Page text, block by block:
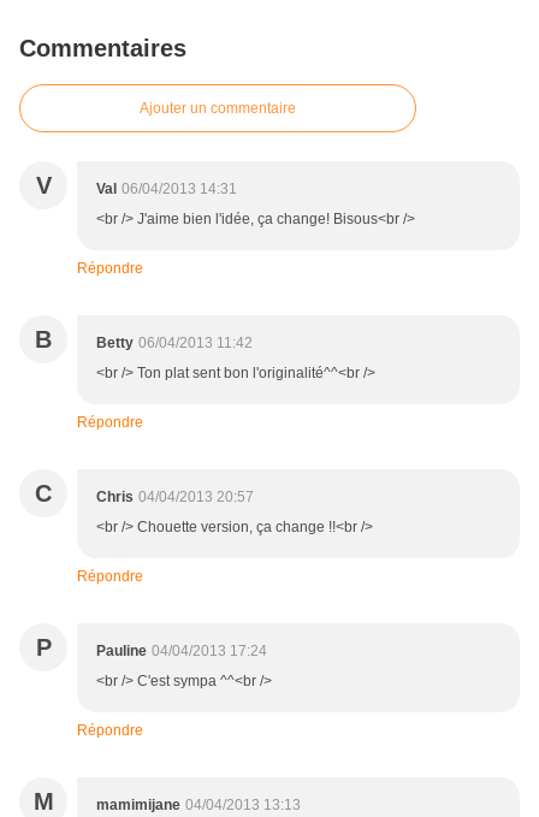
Commentaires
Ajouter un commentaire
V Val 06/04/2013 14:31
<br /> J'aime bien l'idée, ça change! Bisous<br />
Répondre
B Betty 06/04/2013 11:42
<br /> Ton plat sent bon l'originalité^^<br />
Répondre
C Chris 04/04/2013 20:57
<br /> Chouette version, ça change !!<br />
Répondre
P Pauline 04/04/2013 17:24
<br /> C'est sympa ^^<br />
Répondre
M mamimijane 04/04/2013 13:13